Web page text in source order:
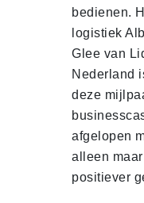
bedienen.
logistiek
Glee van
Nederland
deze
afgelopen
alleen maar
positiever